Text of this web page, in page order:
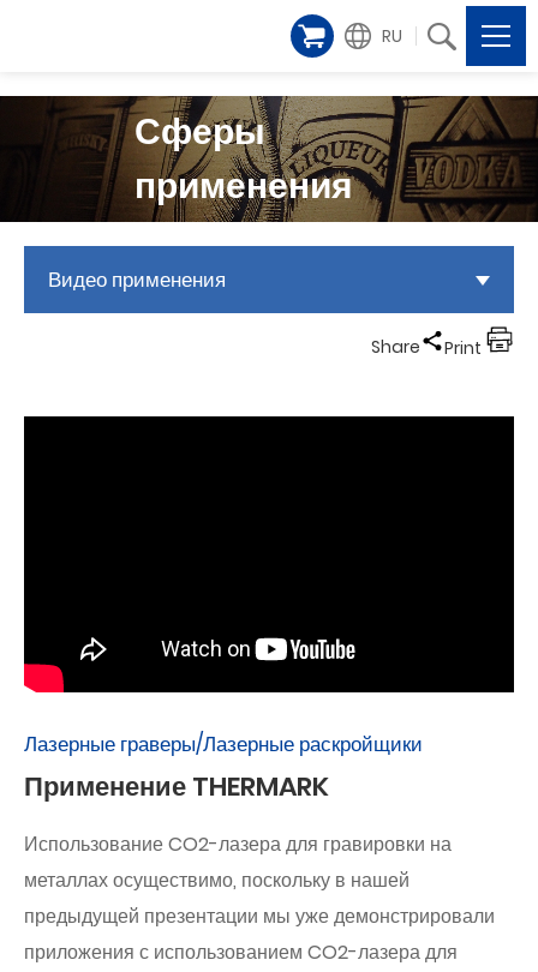
RU
Сферы
применения
Видео применения
Share Print
Лазерные граверы/Лазерные раскройщики
Применение THERMARK
Использование CO2-лазера для гравировки на
металлах осуществимо, поскольку в нашей
предыдущей презентации мы уже демонстрировали
приложения с использованием CO2-лазера для